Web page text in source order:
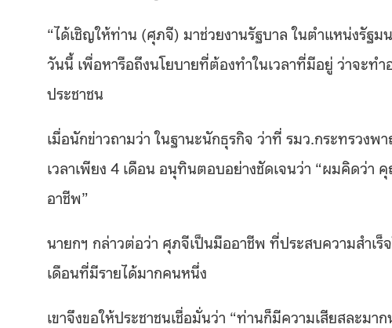
“ได้เชิญให้ท่าน (ศุภจี) มาช่วยงานรัฐบาล ในตำแหน่งรัฐ
วันนี้ เพื่อหารือถึงนโยบายที่ต้องทำในเวลาที่มีอยู่ ว่าจะท
ประชาชน
เมื่อนักข่าวถามว่า ในฐานะนักธุรกิจ ว่าที่ รมว.กระทรวง
เวลาเพียง 4 เดือน อนุทินตอบอย่างชัดเจนว่า “ผมคิดว่
อาชีพ”
นายกฯ กล่าวต่อว่า ศุภจีเป็นมืออาชีพ ที่ประสบความสำเ
เดือนที่มีรายได้มากคนหนึ่ง
เขาจึงขอให้ประชาชนเชื่อมั่นว่า “ท่านก็มีความเสียสละมา